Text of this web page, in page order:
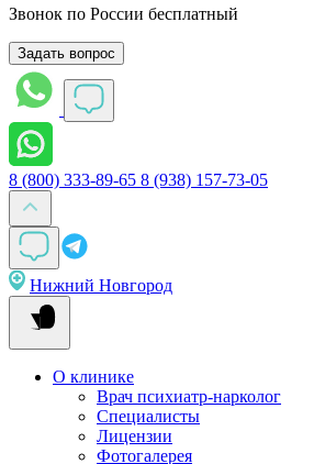
Звонок по России бесплатный
Задать вопрос
8 (800) 333-89-65 8 (938) 157-73-05
Нижний Новгород
О клинике
Врач психиатр-нарколог
Специалисты
Лицензии
Фотогалерея